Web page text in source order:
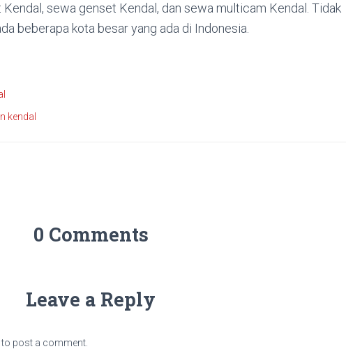
sewa genset Kendal, dan sewa multicam Kendal. Tidak
beberapa kota besar yang ada di Indonesia.
kendal
0 Comments
Leave a Reply
to post a comment.